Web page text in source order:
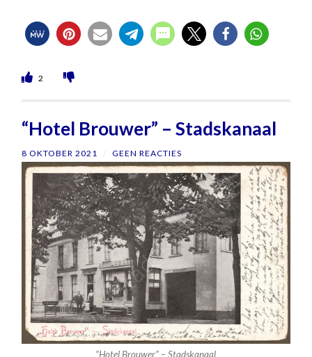
2
“Hotel Brouwer” – Stadskanaal
8 OKTOBER 2021 / GEEN REACTIES
“Hotel Brouwer” – Stadskanaal